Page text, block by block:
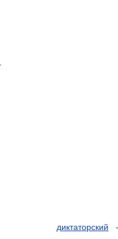
диктаторский